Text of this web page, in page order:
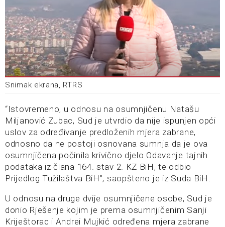
Snimak ekrana, RTRS
“Istovremeno, u odnosu na osumnjičenu Natašu
Miljanović Zubac, Sud je utvrdio da nije ispunjen opći
uslov za određivanje predloženih mjera zabrane,
odnosno da ne postoji osnovana sumnja da je ova
osumnjičena počinila krivično djelo Odavanje tajnih
podataka iz člana 164. stav 2. KZ BiH, te odbio
Prijedlog Tužilaštva BiH”, saopšteno je iz Suda BiH.
U odnosu na druge dvije osumnjičene osobe, Sud je
donio Rješenje kojim je prema osumnjičenim Sanji
Kriještorac i Andrei Mujkić određena mjera zabrane